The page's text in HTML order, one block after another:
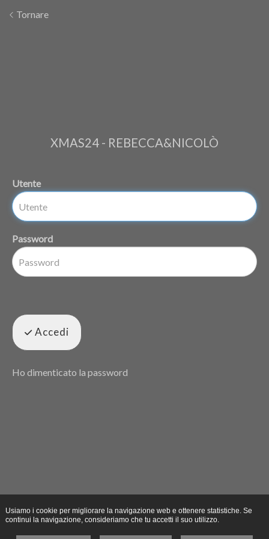
Tornare
XMAS24 - REBECCA&NICOLÒ
Utente
Password
Accedi
Ho dimenticato la password
Usiamo i cookie per migliorare la navigazione web e ottenere statistiche. Se
continui la navigazione, consideriamo che tu accetti il suo utilizzo.